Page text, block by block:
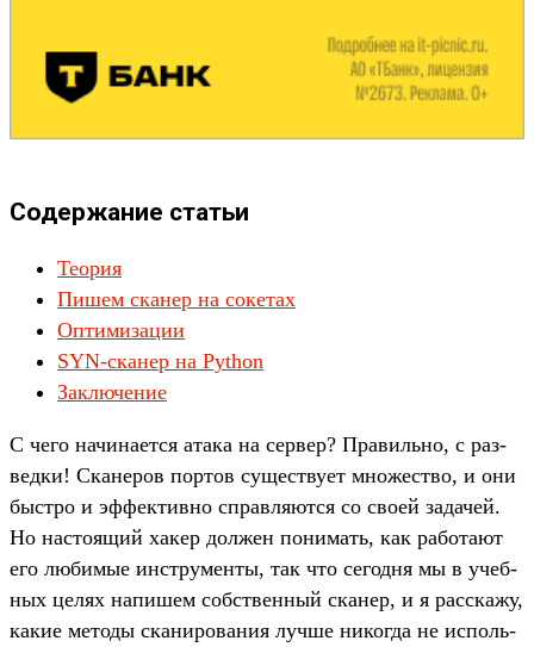
Содержание статьи
Теория
Пишем сканер на сокетах
Оптимизации
SYN-сканер на Python
Заключение
С чего начина­ется ата­ка на сер­вер? Пра­виль­но, с раз­
ведки! Ска­неров пор­тов сущес­тву­ет мно­жес­тво, и они
быс­тро и эффектив­но справ­ляют­ся со сво­ей задачей.
Но нас­тоящий хакер дол­жен понимать, как работа­ют
его любимые инс­тру­мен­ты, так что сегод­ня мы в учеб­
ных целях напишем собс­твен­ный ска­нер, и я рас­ска­жу,
какие методы ска­ниро­вания луч­ше никог­да не исполь­